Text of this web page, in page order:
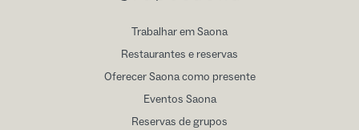
Trabalhar em Saona
Restaurantes e reservas
Oferecer Saona como presente
Eventos Saona
Reservas de grupos